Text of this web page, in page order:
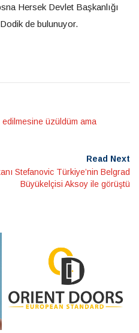
Hersek Devlet Başkanlığı
de bulunuyor.
edilmesine üzüldüm ama
Read Next
Stefanovic Türkiye’nin Belgrad
Büyükelçisi Aksoy ile görüştü